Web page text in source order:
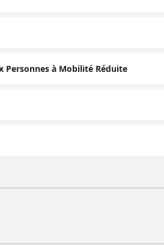
Personnes à Mobilité Réduite